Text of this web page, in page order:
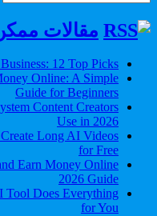
for:
مقالات
12 Top Picks.
Online: A Simple
Guide for Beginners
Content Creators
Use in 2026
Long AI Videos
for Free
Earn Money Online
2026 Guide
Tool Does Everything
for You